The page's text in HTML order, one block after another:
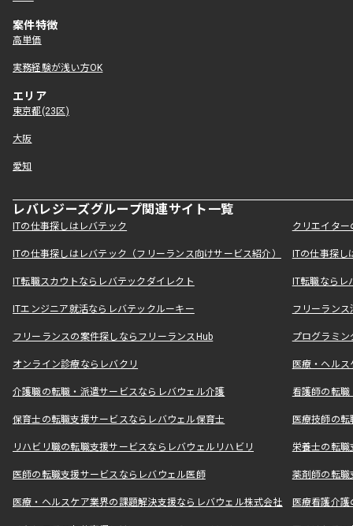
案件特徴
高単価
実務経験が浅い方OK
エリア
東京都(23区)
大阪
愛知
レバレジーズグループ関連サイト一覧
ITの仕事探しはレバテック クリエイタ
ITの仕事探しはレバテック（フリーランス向けサービス紹介） ITの仕事探
IT転職スカウトならレバテックダイレクト IT転職なら
ITエンジニア就活ならレバテックルーキー フリーラン
フリーランスの案件探しならフリーランスHub プログラミ
オンライン診療ならレバクリ 医療・ヘル
介護職の転職・派遣サービスならレバウェル介護 看護師の転
保育士の転職支援サービスならレバウェル保育士 医療技師の
リハビリ職の転職支援サービスならレバウェルリハビリ 栄養士の転
医師の転職支援サービスならレバウェル医師 薬剤師の転
医療・ヘルスケア業界の課題解決支援ならレバウェル株式会社 医療看護介